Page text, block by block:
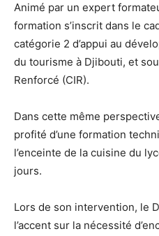
Animé par un expert
formation s’inscrit dans le
catégorie 2 d’appui au
du tourisme à Djibouti, et
Renforcé (CIR).
Dans cette même
profité d’une formation
l’enceinte de la cuisine du
jours.
Lors de son intervention, le
l’accent sur la nécessité